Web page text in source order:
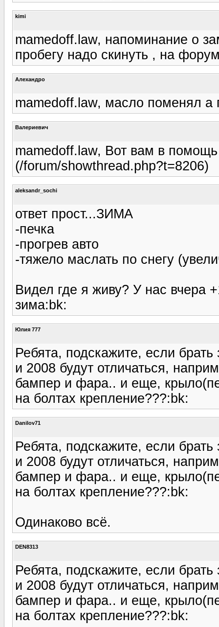
kimi
mamedoff.law, напоминание о
пробегу надо скинуть , на
Алехандро
mamedoff.law, масло поменял а
Валериевич
mamedoff.law, Вот вам в
(/forum/showthread.php?t=8206)
aleksandr_sochi
ответ прост...ЗИМА
-печка
-прогрев авто
-тяжело маслать по снегу
Видел где я живу? У нас вчера
зима:bk:
Юлия 777
Ребята, подскажите, если
и 2008 будут отличаться,
бампер и фара.. и еще,
на болтах крепление???:bk:
Danilov71
Ребята, подскажите, если
и 2008 будут отличаться,
бампер и фара.. и еще,
на болтах крепление???:bk:
Одинаково всё.
DEN8313
Ребята, подскажите, если
и 2008 будут отличаться,
бампер и фара.. и еще,
на болтах крепление???:bk: